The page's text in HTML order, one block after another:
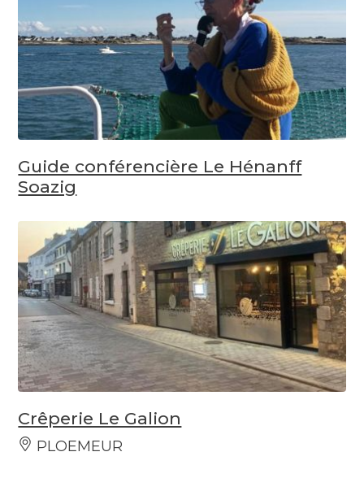
Guide conférencière Le Hénanff
Soazig
Crêperie Le Galion
PLOEMEUR